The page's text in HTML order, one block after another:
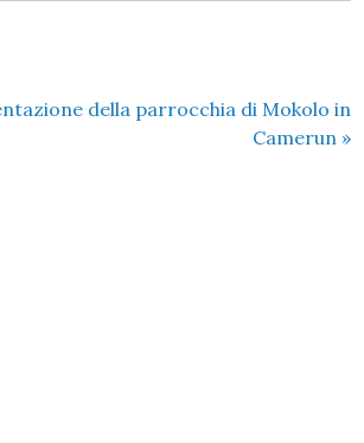
della parrocchia di Mokolo in
Camerun »